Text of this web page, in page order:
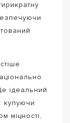
ідеальний
купуючи
міцності,